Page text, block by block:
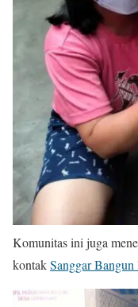
Komunitas ini juga
kontakSanggar